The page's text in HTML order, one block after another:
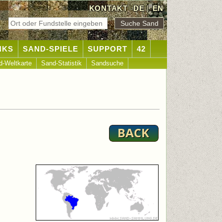
KONTAKT DE|EN
SAND-SPIELE SUPPORT 42
Weltkarte Sand-Statistik Sandsuche